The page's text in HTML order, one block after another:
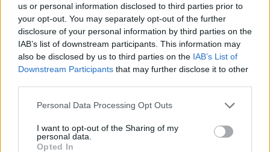
us or personal information disclosed to third parties prior to
your opt-out. You may separately opt-out of the further
disclosure of your personal information by third parties on the
IAB’s list of downstream participants. This information may
also be disclosed by us to third parties on the IAB’s List of
Downstream Participants that may further disclose it to other
Personal Data Processing Opt Outs
I want to opt-out of the Sharing of my
personal data.
Opted In
Pretočením listov kalendára na prvý
jesenný mesiac nastal čas vymeniť
svetlé vzdušné oblečenie za teplejšie
kúsky, ktoré vás ochránia pred
vrtochmi počasia. Nuda? Rozhodne nie!
Ani trochu vám nemusí byť ľúto, že
horúce dni to majú zrátané. Potešíme
vás príjemnými novinkami, ktoré sa do
vašich šatníkov budú pýtať počas
nasledujúcich mesiacov.